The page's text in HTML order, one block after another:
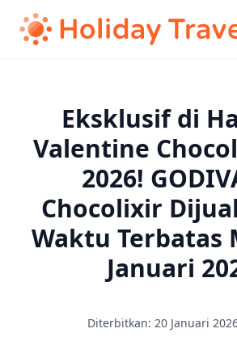
Eksklusif di
Valentine
2026!
Chocolixir
Waktu Terbatas
Januari
Diterbitkan: 20 Januari